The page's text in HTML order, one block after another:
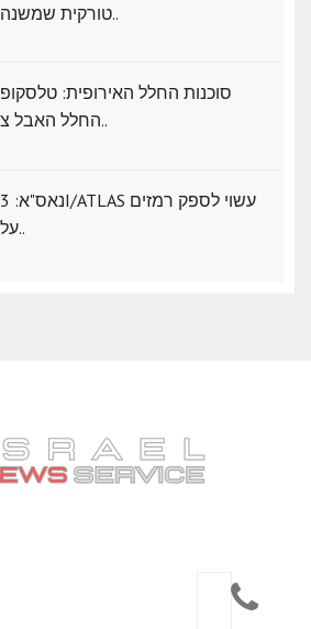
טורקית שמשנה..
סוכנות החלל האירופית: טלסקופ
החלל האבל צ..
נאס"א: ‏3I/ATLAS עשוי לספק רמזים
על..